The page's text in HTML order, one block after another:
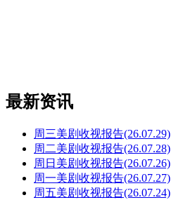
最新资讯
周三美剧收视报告(26.07.29)
周二美剧收视报告(26.07.28)
周日美剧收视报告(26.07.26)
周一美剧收视报告(26.07.27)
周五美剧收视报告(26.07.24)